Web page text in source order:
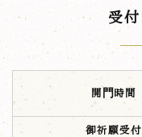
受
開門時間
御祈願受付